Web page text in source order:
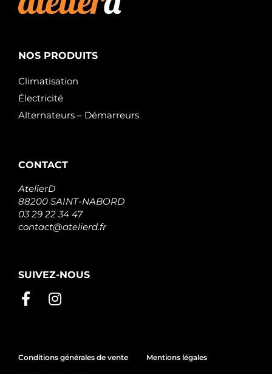
NOS PRODUITS
Climatisation
Électricité
Alternateurs – Démarreurs
CONTACT
AtelierD
88200 SAINT-NABORD
03 29 22 34 47
contact@atelierd.fr
SUIVEZ-NOUS
Conditions générales de vente Mentions légales